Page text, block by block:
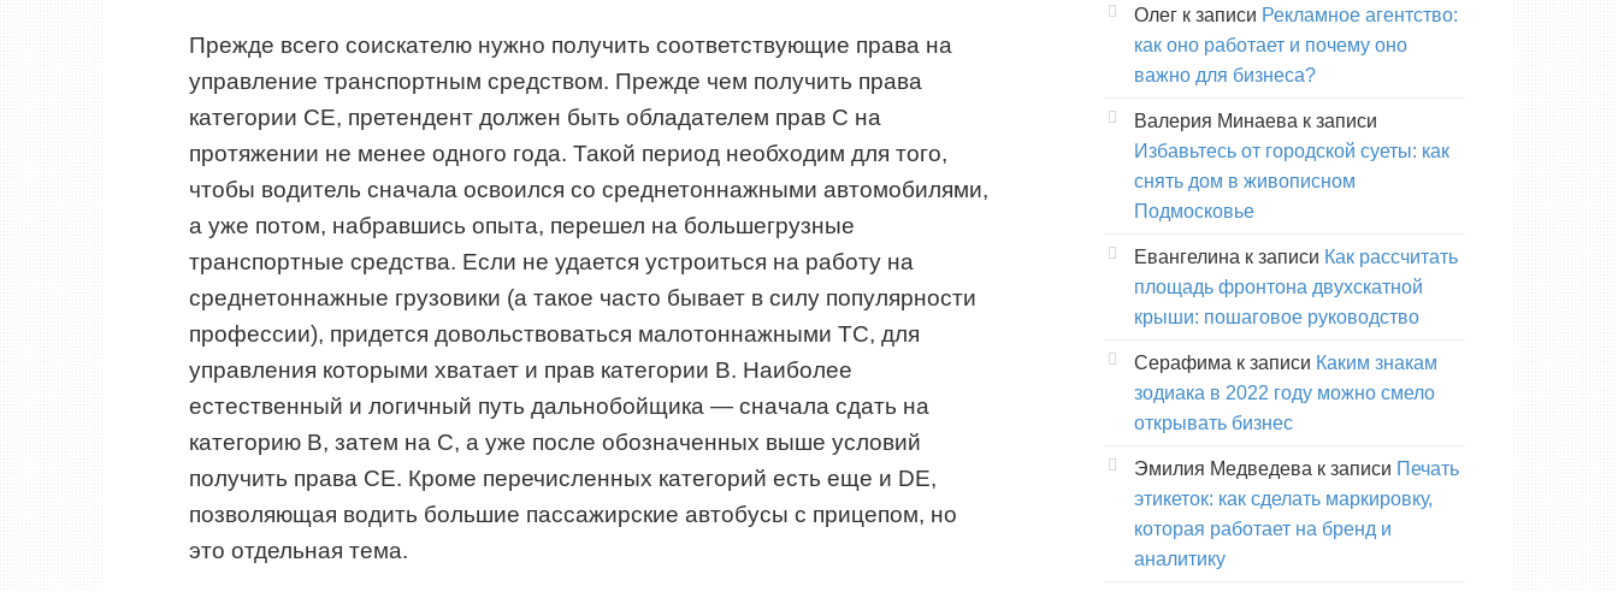
Прежде всего соискателю нужно получить соответствующие права на
управление транспортным средством. Прежде чем получить права
категории СЕ, претендент должен быть обладателем прав C на
протяжении не менее одного года. Такой период необходим для того,
чтобы водитель сначала освоился со среднетоннажными автомобилями,
а уже потом, набравшись опыта, перешел на большегрузные
транспортные средства. Если не удается устроиться на работу на
среднетоннажные грузовики (а такое часто бывает в силу популярности
профессии), придется довольствоваться малотоннажными ТС, для
управления которыми хватает и прав категории В. Наиболее
естественный и логичный путь дальнобойщика — сначала сдать на
категорию В, затем на С, а уже после обозначенных выше условий
получить права СЕ. Кроме перечисленных категорий есть еще и DE,
позволяющая водить большие пассажирские автобусы с прицепом, но
это отдельная тема.
Олег к записи Рекламное агентство:
как оно работает и почему оно
важно для бизнеса?
Валерия Минаева к записи
Избавьтесь от городской суеты: как
снять дом в живописном
Подмосковье
Евангелина к записи Как рассчитать
площадь фронтона двухскатной
крыши: пошаговое руководство
Серафима к записи Каким знакам
зодиака в 2022 году можно смело
открывать бизнес
Эмилия Медведева к записи Печать
этикеток: как сделать маркировку,
которая работает на бренд и
аналитику